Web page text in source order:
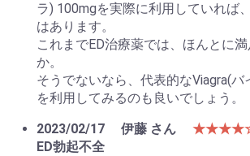
ラ) 100mgを実際に利用していれば
はあります。
これまでED治療薬では、ほんとに
か。
そうでないなら、代表的なViagra(バ
を利用してみるのも良いでしょう。
2023/02/17
伊藤 さん
ED勃起不全